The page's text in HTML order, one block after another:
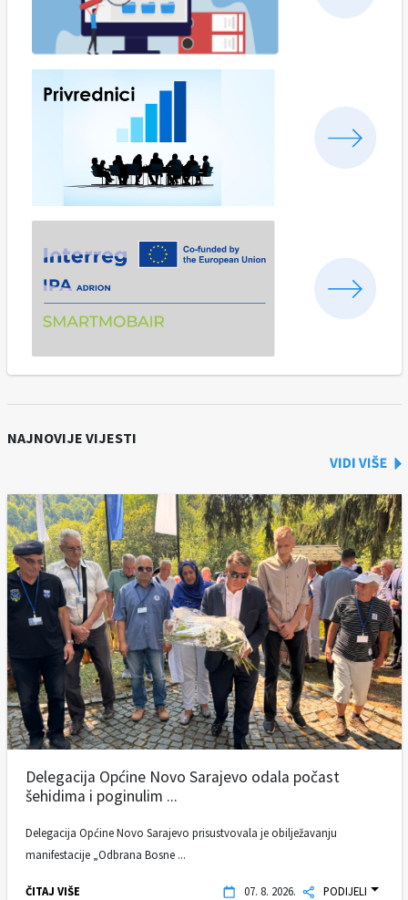
NAJNOVIJE VIJESTI
Delegacija Općine Novo Sarajevo odala počast
šehidima i poginulim ...
Delegacija Općine Novo Sarajevo prisustvovala je obilježavanju
manifestacije „Odbrana Bosne ...
ČITAJ VIŠE 07. 8. 2026. PODIJELI